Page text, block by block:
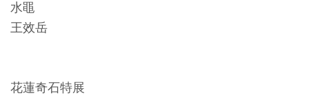
水黽
王效岳
花蓮奇石特展